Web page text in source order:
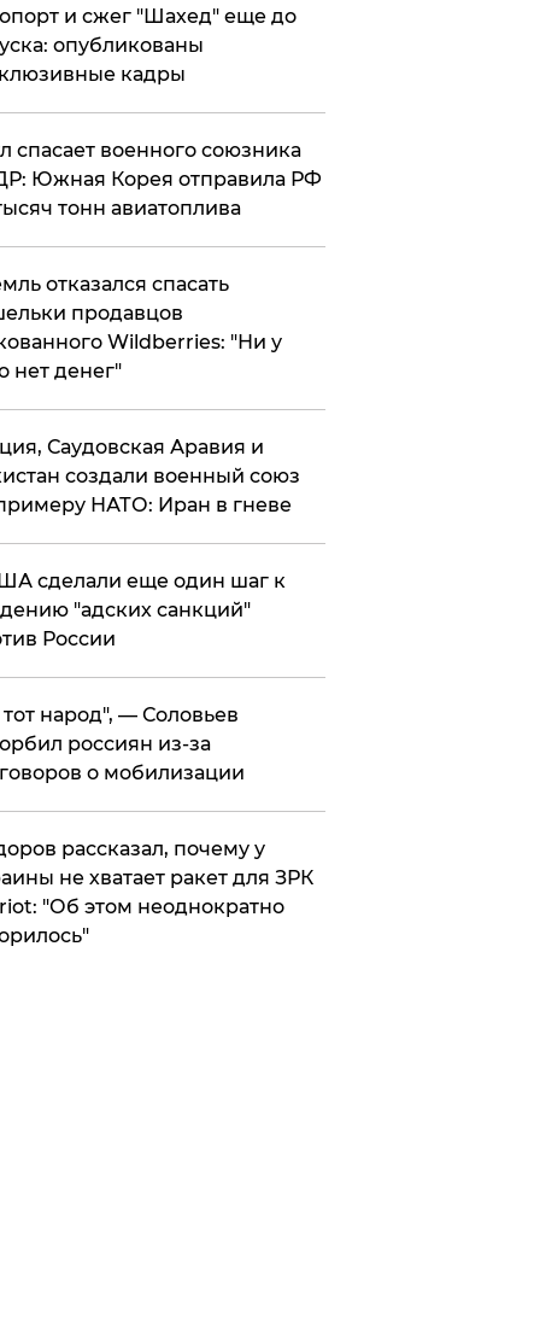
и сжег "Шахед" еще до
опубликованы
кадры
спасает военного союзника
Южная Корея отправила РФ
тонн авиатоплива
отказался спасать
продавцов
Wildberries: "Ни у
нет денег"
Саудовская Аравия и
создали военный союз
НАТО: Иран в гневе
сделали еще один шаг к
"адских санкций"
России
народ", — Соловьев
россиян из-за
о мобилизации
рассказал, почему у
не хватает ракет для ЗРК
"Об этом неоднократно